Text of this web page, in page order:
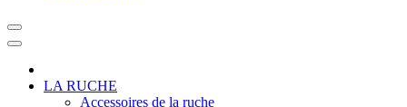
LA RUCHE
Accessoires de la ruche